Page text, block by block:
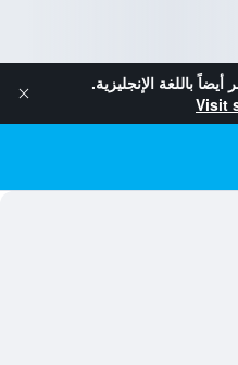
أيضاً باللغة الإنجليزية.
Visit